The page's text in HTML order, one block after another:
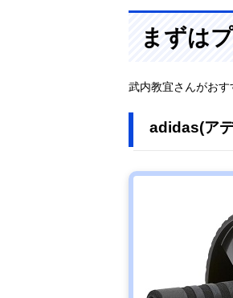
まずは
武内教宜さんがおす
adidas(ア